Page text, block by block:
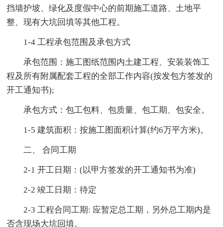
挡墙护坡、绿化及度假中心的前期施工道路、土地平
整、现有大坑回填等其他工程。
1-4 工程承包范围及承包方式
承包范围：施工图纸范围内土建工程、安装装饰工
程及所有附属配套工程的全部工作内容(按发包方签发的
开工通知书);
承包方式：包工包料、包质量、包工期、包安全。
1-5 建筑面积：按施工图面积计算(约6万平方米)。
二、 合同工期
2-1 开工日期：(以甲方签发的开工通知书为准)
2-2 竣工日期：待定
2-3 工程合同工期: 应暂定总工期，另外总工期内是
否含现场大坑回填。